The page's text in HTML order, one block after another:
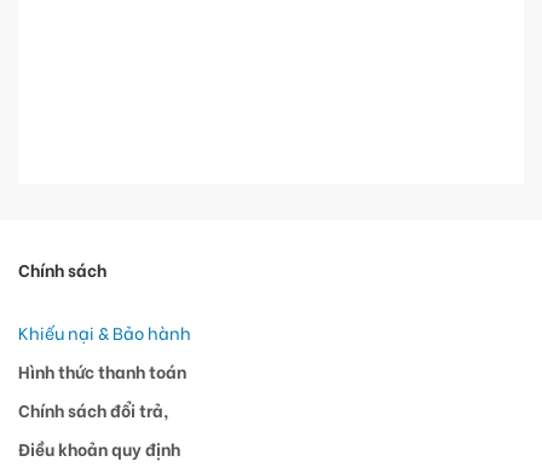
Chính sách
Khiếu nại & Bảo hành
Hình thức thanh toán
Chính sách đổi trả,
Điều khoản quy định